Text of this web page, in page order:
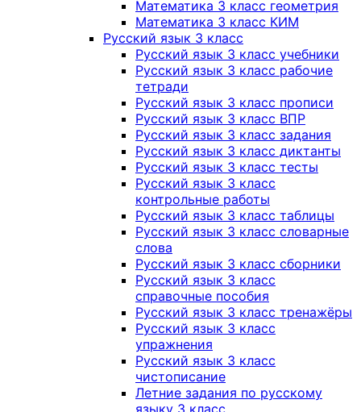
Математика 3 класс геометрия
Математика 3 класс КИМ
Русский язык 3 класс
Русский язык 3 класс учебники
Русский язык 3 класс рабочие
тетради
Русский язык 3 класс прописи
Русский язык 3 класс ВПР
Русский язык 3 класс задания
Русский язык 3 класс диктанты
Русский язык 3 класс тесты
Русский язык 3 класс
контрольные работы
Русский язык 3 класс таблицы
Русский язык 3 класс словарные
слова
Русский язык 3 класс сборники
Русский язык 3 класс
справочные пособия
Русский язык 3 класс тренажёры
Русский язык 3 класс
упражнения
Русский язык 3 класс
чистописание
Летние задания по русскому
языку 3 класс